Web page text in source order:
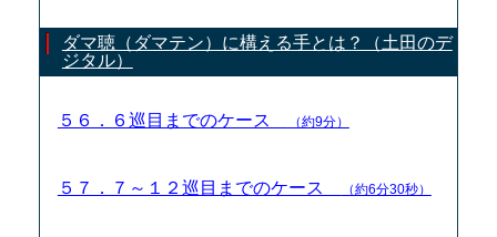
ダマ聴（ダマテン）に構える手とは？（土田のデ
ジタル）
５６．６巡目までのケース （約9分）
５７．７～１２巡目までのケース （約6分30秒）